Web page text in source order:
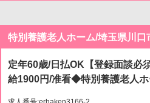
特別養護老人ホーム/埼玉県川口
定年60歳/日払OK【登録面談必
給1900円/准看◆特別養護老人ホ